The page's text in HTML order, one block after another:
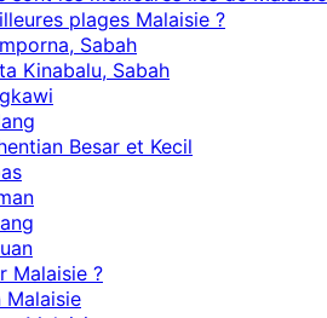
plages Malaisie ?
Sabah
Kinabalu, Sabah
Besar et Kecil
Malaisie ?
Malaisie